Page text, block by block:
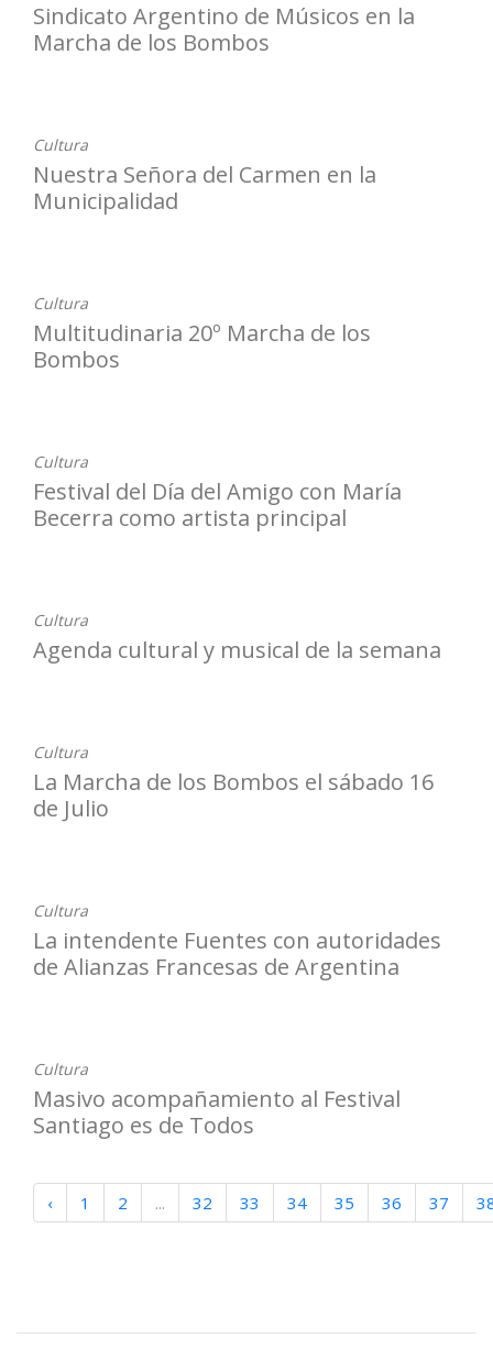
Sindicato Argentino de Músicos en la
Marcha de los Bombos
Cultura
Nuestra Señora del Carmen en la
Municipalidad
Cultura
Multitudinaria 20º Marcha de los
Bombos
Cultura
Festival del Día del Amigo con María
Becerra como artista principal
Cultura
Agenda cultural y musical de la semana
Cultura
La Marcha de los Bombos el sábado 16
de Julio
Cultura
La intendente Fuentes con autoridades
de Alianzas Francesas de Argentina
Cultura
Masivo acompañamiento al Festival
Santiago es de Todos
‹ 1 2 ... 32 33 34 35 36 37